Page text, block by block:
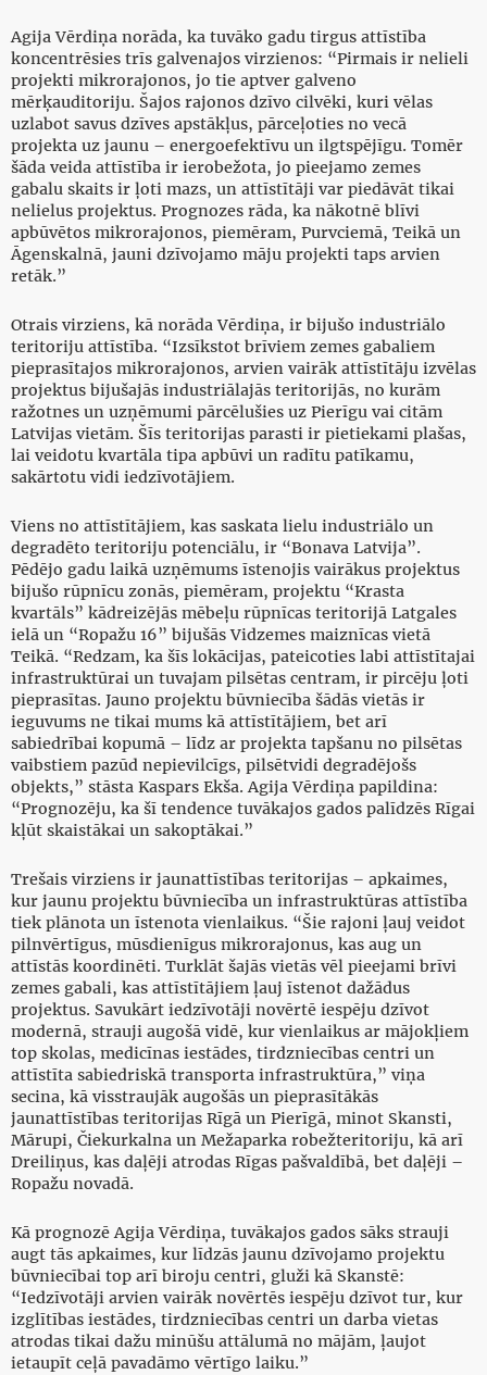
Agija Vērdiņa norāda, ka tuvāko gadu tirgus attīstība
koncentrēsies trīs galvenajos virzienos: “Pirmais ir nelieli
projekti mikrorajonos, jo tie aptver galveno
mērķauditoriju. Šajos rajonos dzīvo cilvēki, kuri vēlas
uzlabot savus dzīves apstākļus, pārceļoties no vecā
projekta uz jaunu – energoefektīvu un ilgtspējīgu. Tomēr
šāda veida attīstība ir ierobežota, jo pieejamo zemes
gabalu skaits ir ļoti mazs, un attīstītāji var piedāvāt tikai
nelielus projektus. Prognozes rāda, ka nākotnē blīvi
apbūvētos mikrorajonos, piemēram, Purvciemā, Teikā un
Āgenskalnā, jauni dzīvojamo māju projekti taps arvien
retāk.”
Otrais virziens, kā norāda Vērdiņa, ir bijušo industriālo
teritoriju attīstība. “Izsīkstot brīviem zemes gabaliem
pieprasītajos mikrorajonos, arvien vairāk attīstītāju izvēlas
projektus bijušajās industriālajās teritorijās, no kurām
ražotnes un uzņēmumi pārcēlušies uz Pierīgu vai citām
Latvijas vietām. Šīs teritorijas parasti ir pietiekami plašas,
lai veidotu kvartāla tipa apbūvi un radītu patīkamu,
sakārtotu vidi iedzīvotājiem.
Viens no attīstītājiem, kas saskata lielu industriālo un
degradēto teritoriju potenciālu, ir “Bonava Latvija”.
Pēdējo gadu laikā uzņēmums īstenojis vairākus projektus
bijušo rūpnīcu zonās, piemēram, projektu “Krasta
kvartāls” kādreizējās mēbeļu rūpnīcas teritorijā Latgales
ielā un “Ropažu 16” bijušās Vidzemes maiznīcas vietā
Teikā. “Redzam, ka šīs lokācijas, pateicoties labi attīstītajai
infrastruktūrai un tuvajam pilsētas centram, ir pircēju ļoti
pieprasītas. Jauno projektu būvniecība šādās vietās ir
ieguvums ne tikai mums kā attīstītājiem, bet arī
sabiedrībai kopumā – līdz ar projekta tapšanu no pilsētas
vaibstiem pazūd nepievilcīgs, pilsētvidi degradējošs
objekts,” stāsta Kaspars Ekša. Agija Vērdiņa papildina:
“Prognozēju, ka šī tendence tuvākajos gados palīdzēs Rīgai
kļūt skaistākai un sakoptākai.”
Trešais virziens ir jaunattīstības teritorijas – apkaimes,
kur jaunu projektu būvniecība un infrastruktūras attīstība
tiek plānota un īstenota vienlaikus. “Šie rajoni ļauj veidot
pilnvērtīgus, mūsdienīgus mikrorajonus, kas aug un
attīstās koordinēti. Turklāt šajās vietās vēl pieejami brīvi
zemes gabali, kas attīstītājiem ļauj īstenot dažādus
projektus. Savukārt iedzīvotāji novērtē iespēju dzīvot
modernā, strauji augošā vidē, kur vienlaikus ar mājokļiem
top skolas, medicīnas iestādes, tirdzniecības centri un
attīstīta sabiedriskā transporta infrastruktūra,” viņa
secina, kā visstraujāk augošās un pieprasītākās
jaunattīstības teritorijas Rīgā un Pierīgā, minot Skansti,
Mārupi, Čiekurkalna un Mežaparka robežteritoriju, kā arī
Dreiliņus, kas daļēji atrodas Rīgas pašvaldībā, bet daļēji –
Ropažu novadā.
Kā prognozē Agija Vērdiņa, tuvākajos gados sāks strauji
augt tās apkaimes, kur līdzās jaunu dzīvojamo projektu
būvniecībai top arī biroju centri, gluži kā Skanstē:
“Iedzīvotāji arvien vairāk novērtēs iespēju dzīvot tur, kur
izglītības iestādes, tirdzniecības centri un darba vietas
atrodas tikai dažu minūšu attālumā no mājām, ļaujot
ietaupīt ceļā pavadāmo vērtīgo laiku.”